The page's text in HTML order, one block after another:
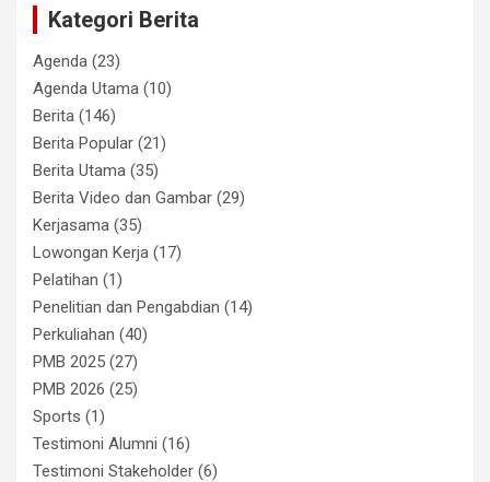
Kategori Berita
Agenda (23)
Agenda Utama (10)
Berita (146)
Berita Popular (21)
Berita Utama (35)
Berita Video dan Gambar (29)
Kerjasama (35)
Lowongan Kerja (17)
Pelatihan (1)
Penelitian dan Pengabdian (14)
Perkuliahan (40)
PMB 2025 (27)
PMB 2026 (25)
Sports (1)
Testimoni Alumni (16)
Testimoni Stakeholder (6)